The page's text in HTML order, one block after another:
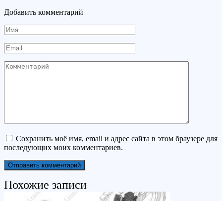
Добавить комментарий
Имя
Email
Комментарий
Сохранить моё имя, email и адрес сайта в этом браузере для
последующих моих комментариев.
Похожие записи